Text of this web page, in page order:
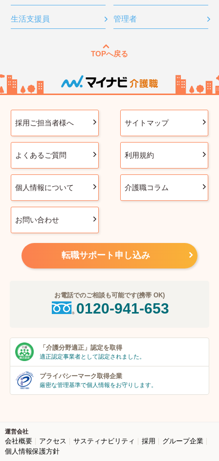
生活支援員 管理者
TOPへ戻る
採用ご担当者様へ サイトマップ
よくあるご質問 利用規約
個人情報について 介護職コラム
お問い合わせ
転職サポート申し込み
お電話でのご相談も可能です(携帯 OK)
0120-941-653
「介護分野適正」 認定を取得
適正認定事業者として認定されました。
プライバシーマーク取得企業
厳密な管理基準で個人情報をお守りします。
運営会社
会社概要 アクセス サスティナビリティ 採用
グループ企業
個人情報保護方針